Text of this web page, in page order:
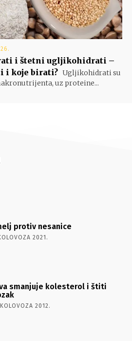
i štetni ugljikohidrati –
i koje birati? Ugljikohidrati su
uz proteine...
protiv nesanice
2021.
smanjuje kolesterol i štiti
2012.